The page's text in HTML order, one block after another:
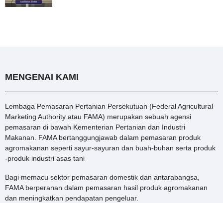
MENGENAI KAMI
Lembaga Pemasaran Pertanian Persekutuan (Federal Agricultural
Marketing Authority atau FAMA) merupakan sebuah agensi
pemasaran di bawah Kementerian Pertanian dan Industri
Makanan. FAMA bertanggungjawab dalam pemasaran produk
agromakanan seperti sayur-sayuran dan buah-buhan serta produk
-produk industri asas tani
Bagi memacu sektor pemasaran domestik dan antarabangsa,
FAMA berperanan dalam pemasaran hasil produk agromakanan
dan meningkatkan pendapatan pengeluar.